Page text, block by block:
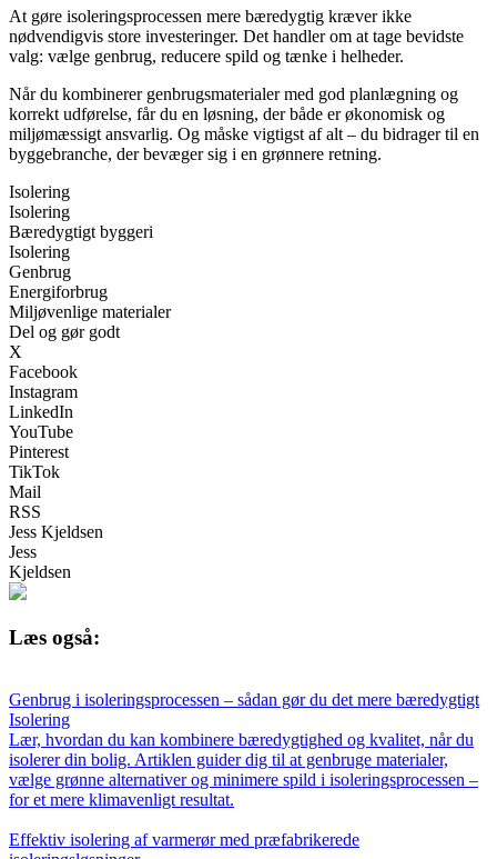
At gøre isoleringsprocessen mere bæredygtig kræver ikke
nødvendigvis store investeringer. Det handler om at tage bevidste
valg: vælge genbrug, reducere spild og tænke i helheder.
Når du kombinerer genbrugsmaterialer med god planlægning og
korrekt udførelse, får du en løsning, der både er økonomisk og
miljømæssigt ansvarlig. Og måske vigtigst af alt – du bidrager til en
byggebranche, der bevæger sig i en grønnere retning.
Isolering
Isolering
Bæredygtigt byggeri
Isolering
Genbrug
Energiforbrug
Miljøvenlige materialer
Del og gør godt
X
Facebook
Instagram
LinkedIn
YouTube
Pinterest
TikTok
Mail
RSS
Jess Kjeldsen
Jess
Kjeldsen
Læs også:
Genbrug i isoleringsprocessen – sådan gør du det mere bæredygtigt
Isolering
Lær, hvordan du kan kombinere bæredygtighed og kvalitet, når du
isolerer din bolig. Artiklen guider dig til at genbruge materialer,
vælge grønne alternativer og minimere spild i isoleringsprocessen –
for et mere klimavenligt resultat.
Effektiv isolering af varmerør med præfabrikerede